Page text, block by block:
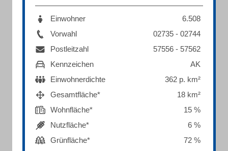
Einwohner
6.508
Vorwahl
02735 - 02744
Postleitzahl
57556 - 57562
Kennzeichen
AK
Einwohnerdichte
362 p. km²
Gesamtfläche*
18 km²
Wohnfläche*
15 %
Nutzfläche*
6 %
Grünfläche*
72 %